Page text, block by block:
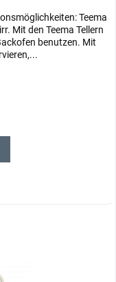
Teema
Mit den Teema­ Tellern
benutzen. Mit